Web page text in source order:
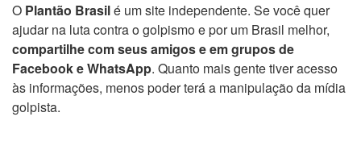
O Plantão Brasilé um site independente. Se você quer
ajudar na luta contra o golpismo e por um Brasil melhor,
compartilhe com seus amigos e em grupos de
Facebook e WhatsApp. Quanto mais gente tiver acesso
às informações, menos poder terá a manipulação da mídia
golpista.